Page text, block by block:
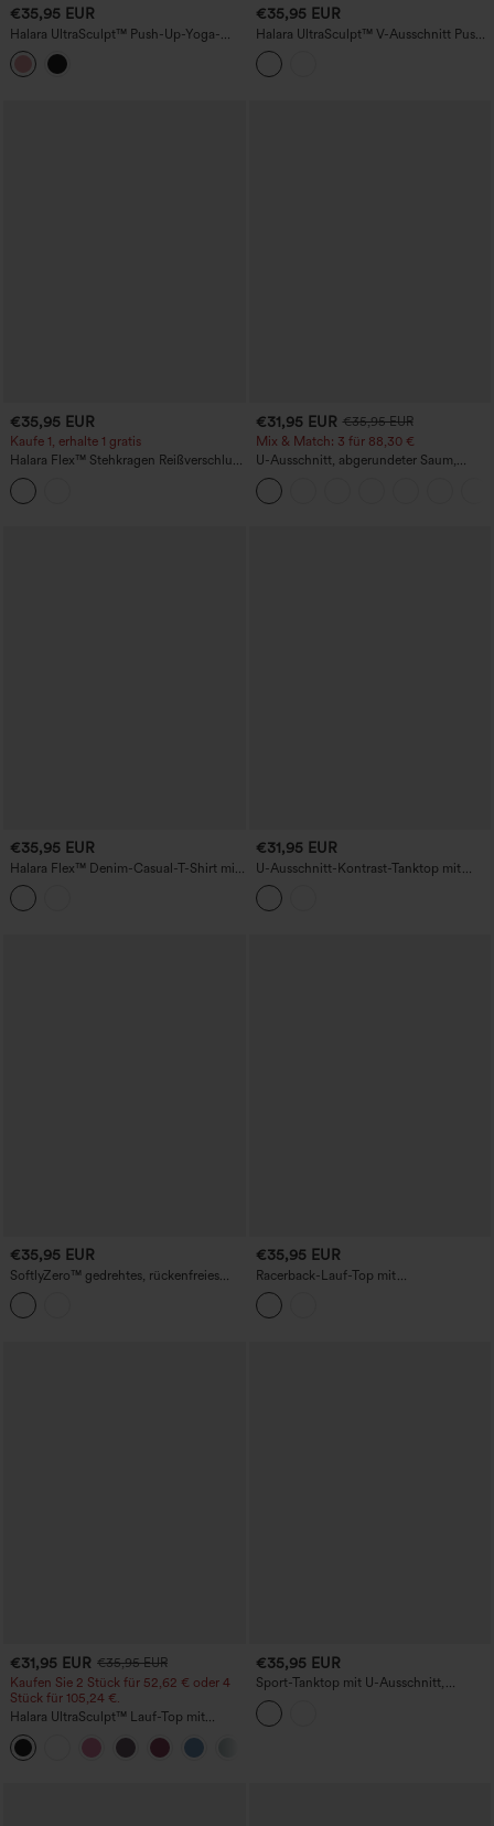
€35,95 EUR
Halara UltraSculpt™ Push-Up-Yoga-
Tanktop mit verstellbaren, überkreuzten
Trägern und nicht herausnehmbarem
Polster
€35,95 EUR
Halara UltraSculpt™ V-Ausschnitt Push-
up-Yoga-Tanktop mit nicht
herausnehmbarem Polster und
Rüschensaum
€35,95 EUR
Kaufe 1, erhalte 1 gratis
Halara Flex™ Stehkragen Reißverschluss
Cool Touch Gewaschene Denim Tennis
Tank Top
€31,95 EUR €35,95 EUR
Mix & Match: 3 für 88,30 €
U-Ausschnitt, abgerundeter Saum,
InstantCool Yoga-Trägertop – UPF50+
€35,95 EUR
Halara Flex™ Denim-Casual-T-Shirt mit
Rundhalsausschnitt, kurzen Ärmeln und
Tasche.
€31,95 EUR
U-Ausschnitt-Kontrast-Tanktop mit
atmungsaktivem Mesh und integriertem
BH für Tanz
€35,95 EUR
SoftlyZero™ gedrehtes, rückenfreies
Yoga-Tanktop mit Kontrastspitze und
integriertem BH
€35,95 EUR
Racerback-Lauf-Top mit
Kordelzugsaum, integriertem BH, Cool-
Touch, schnelltrocknend, UPF50+
€31,95 EUR €35,95 EUR
Kaufen Sie 2 Stück für 52,62 € oder 4
Stück für 105,24 €.
Halara UltraSculpt™ Lauf-Top mit
rundem Ausschnitt und überkreuztem
Rücken, Cup-Größen DD-F
€35,95 EUR
Sport-Tanktop mit U-Ausschnitt,
integriertem BH und Racerback